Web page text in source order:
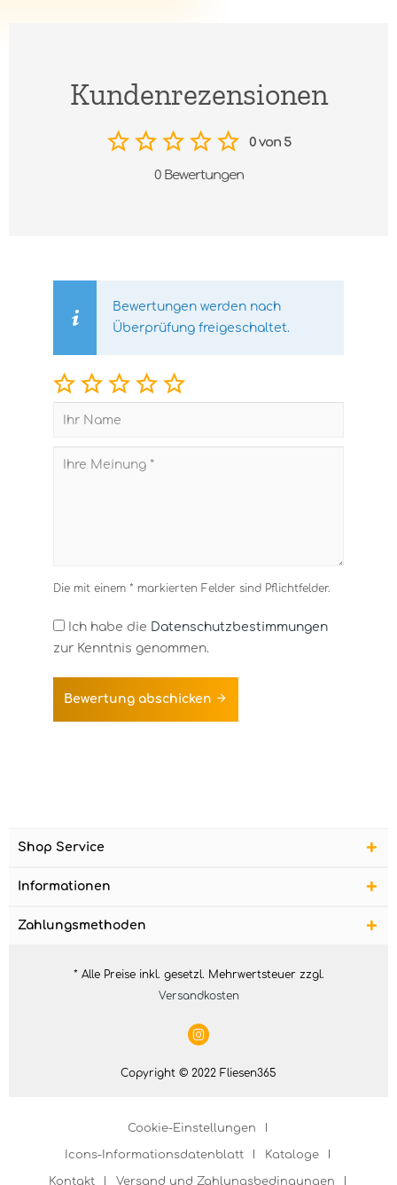
Kundenrezensionen
0 von 5
0 Bewertungen
Bewertungen werden nach
Überprüfung freigeschaltet.
Die mit einem * markierten Felder sind Pflichtfelder.
Ich habe die Datenschutzbestimmungen
zur Kenntnis genommen.
Bewertung abschicken
Shop Service
Informationen
Zahlungsmethoden
* Alle Preise inkl. gesetzl. Mehrwertsteuer zzgl.
Versandkosten
Copyright © 2022 Fliesen365
Cookie-Einstellungen
Icons-Informationsdatenblatt Kataloge
Kontakt Versand und Zahlungsbedingungen